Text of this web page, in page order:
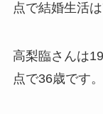
点で結婚生活
高梨臨さんは
点で36歳です。